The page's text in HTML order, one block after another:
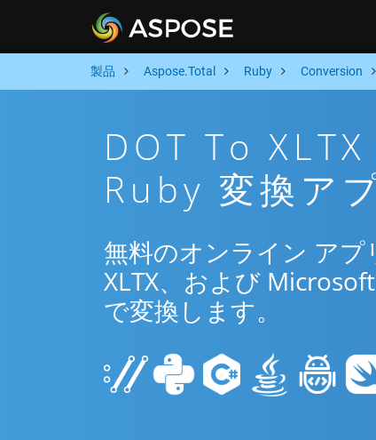
製品 Aspose.Total Ruby Conversion
DOT To
Ruby 変換ア
無料のオンライン アプ
XLTX、および Microsoft
で変換します。